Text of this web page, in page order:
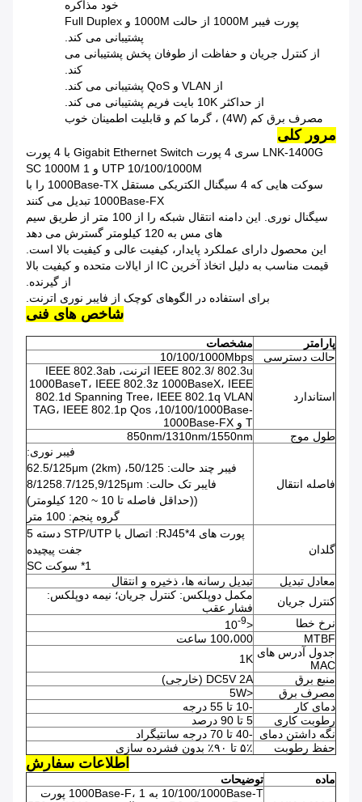
خود مذاکره
پورت فیبر 1000M از حالت 1000M و Full Duplex
پشتیبانی می کند.
از کنترل جریان و حفاظت از طوفان پخش پشتیبانی می
کند.
از VLAN و QoS پشتیبانی می کند.
از حداکثر 10K بایت فریم پشتیبانی می کند.
مصرف برق کم (4W) ، گرما کم و قابلیت اطمینان خوب
مرور کلی
LNK-1400G سری 4 پورت Gigabit Ethernet Switch با 4 پورت
UTP 10/100/1000M و 1 SC 1000M
سوکت هایی که 4 سیگنال الکتریکی مستقل 1000Base-TX را با
1000Base-FX تبدیل می کنند
سیگنال نوری. این دامنه انتقال شبکه را از 100 متر از طریق سیم
های مس به 120 کیلومتر گسترش می دهد
این محصول دارای عملکرد پایدار، کیفیت عالی و کیفیت بالا است.
قیمت مناسب به دلیل اتخاذ آخرین IC از ایالات متحده و کیفیت بالا
از گیرنده.
برای استفاده در الگوهای کوچک از فایبر نوری اترنت.
شاخص های فنی
پارامتر
مشخصات
حالت دسترسی
10/100/1000Mbps
استاندارد
IEEE 802.3/ 802.3u اترنت، IEEE 802.3ab
1000BaseT، IEEE 802.3z 1000BaseX، IEEE
802.1d Spanning Tree، IEEE 802.1q VLAN
TAG، IEEE 802.1p Qos ،10/100/1000Base-
T و 1000Base-FX
طول موج
850nm/1310nm/1550nm
فاصله انتقال
فیبر نوری:
فیبر چند حالت: 50/125، 62.5/125μm (2km)
فايبر تک حالت: 8/1258.7/125,9/125μm
((حداقل فاصله تا 10 ~ 120 کیلومتر)
گروه پنجم: 100 متر
گلدان
پورت های 4*RJ45: اتصال با STP/UTP دسته 5
جفت پیچیده
1* سوکت SC
معادل تبدیل
تبدیل رسانه ها، ذخیره و انتقال
کنترل جریان
مکمل دوپلکس: کنترل جریان؛ نیمه دوپلکس:
فشار عقب
نرخ خطا
<10
-9
MTBF
100،000 ساعت
جدول آدرس های
MAC
1K
منبع برق
DC5V 2A (خارجی)
مصرف برق
<5W
دمای کار
-10 تا 55 درجه
رطوبت کاری
5 تا 90 درصد
نگه داشتن دمای
-40 تا 70 درجه سانتیگراد
حفظ رطوبت
۵٪ تا ۹۰٪ بدون فشرده سازی
اطلاعات سفارش
ماده توضیحات
10/100/1000Base-T به 1000Base-F، 1 پورت